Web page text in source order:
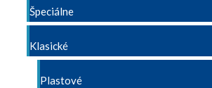
Špeciálne
Klasické
Plastové